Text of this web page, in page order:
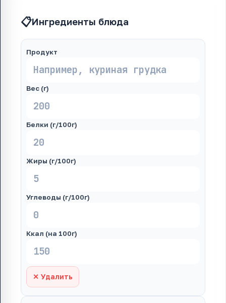
📋Ингредиенты блюда
Продукт
Вес (г)
Белки (г/100г)
Жиры (г/100г)
Углеводы (г/100г)
Ккал (на 100г)
✕ Удалить